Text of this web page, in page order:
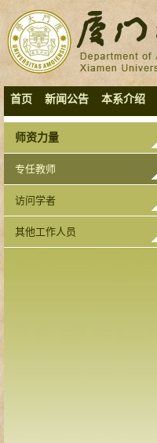
首页 新闻公告 本系介绍
师资力量
专任教师
访问学者
其他工作人员